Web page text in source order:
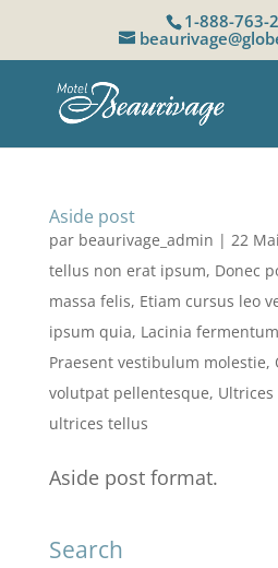
1-888-763-
Aside post
par beaurivage_admin | 22
tellus non erat ipsum, Donec
massa felis, Etiam cursus leo
ipsum quia, Lacinia
Praesent vestibulum molestie,
volutpat pellentesque,
ultrices tellus
Aside post format.
Search